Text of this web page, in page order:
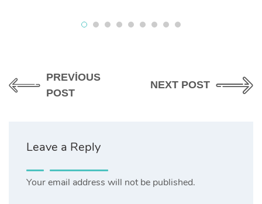
PREVIOUS
POST
NEXT POST
Leave a Reply
Your email address will not be published.